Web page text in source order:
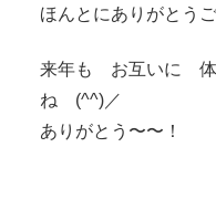
ほんとにありがとう
来年も お互いに 体
ね (^^)／
ありがとう〜〜！